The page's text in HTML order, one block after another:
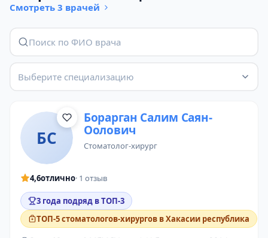
Смотреть 3 врачей
Выберите специализацию
БС
Борарган Салим Саян-
Оолович
стоматолог-хирург
4,6отлично· 1 отзыв
3 года подряд в ТОП-3
ТОП-5 стоматологов-хирургов в Хакасии республика